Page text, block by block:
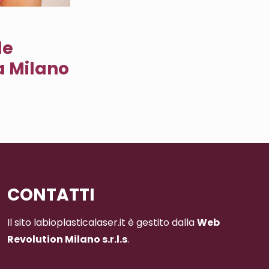
Milano
CONTATTI
Il sito labioplasticalaser.it è gestito dallaWeb
Revolution Milano s.r.l.s.